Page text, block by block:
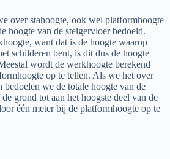
over stahoogte, ook wel platformhoogte
hoogte van de steigervloer bedoeld.
want dat is de hoogte waarop
schilderen bent, is dit dus de hoogte
wordt de werkhoogte berekend
op te tellen. Als we het over
bedoelen we de totale hoogte van de
grond tot aan het hoogste deel van de
één meter bij de platformhoogte op te